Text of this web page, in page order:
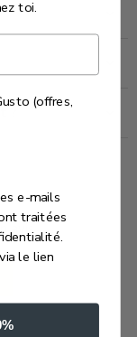
avis
toi.
(offres,
e-mails
traitées
le lien